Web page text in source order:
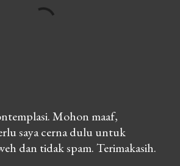
Mohon maaf,
saya cerna dulu untuk
dan tidak spam. Terimakasih.